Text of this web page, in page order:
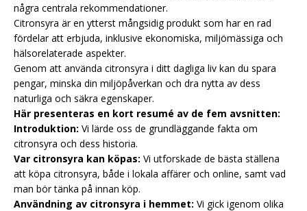
några centrala rekommendationer.
Citronsyra är en ytterst mångsidig produkt som har en rad
fördelar att erbjuda, inklusive ekonomiska, miljömässiga och
hälsorelaterade aspekter.
Genom att använda citronsyra i ditt dagliga liv kan du spara
pengar, minska din miljöpåverkan och dra nytta av dess
naturliga och säkra egenskaper.
Här presenteras en kort resumé av de fem avsnitten:
Introduktion: Vi lärde oss de grundläggande fakta om
citronsyra och dess historia.
Var citronsyra kan köpas: Vi utforskade de bästa ställena
att köpa citronsyra, både i lokala affärer och online, samt vad
man bör tänka på innan köp.
Användning av citronsyra i hemmet: Vi gick igenom olika